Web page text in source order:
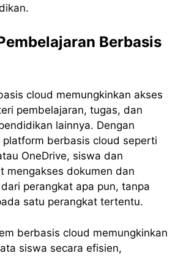
Berbasis
cloud memungkinkan akses
pembelajaran, tugas, dan
lainnya. Dengan
platform berbasis cloud seperti
OneDrive, siswa dan
mengakses dokumen dan
perangkat apa pun, tanpa
satu perangkat tertentu.
berbasis cloud memungkinkan
siswa secara efisien,